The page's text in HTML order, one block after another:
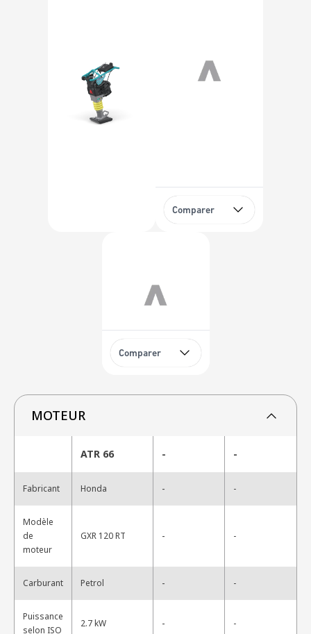
Comparer
Comparer
MOTEUR
ATR 66 - -
Fabricant Honda - -
Modèle
de
moteur
GXR 120 RT - -
Carburant Petrol - -
Puissance
selon ISO
2.7 kW - -